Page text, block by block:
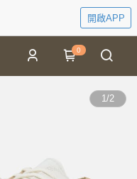
開啟APP
0
1/2